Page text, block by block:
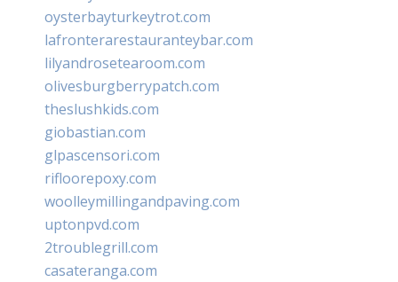
oysterbayturkeytrot.com
lafronterarestauranteybar.com
lilyandrosetearoom.com
olivesburgberrypatch.com
theslushkids.com
giobastian.com
glpascensori.com
rifloorepoxy.com
woolleymillingandpaving.com
uptonpvd.com
2troublegrill.com
casateranga.com